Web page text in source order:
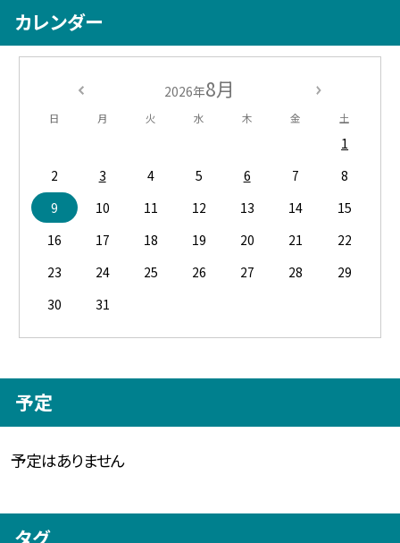
カレンダー
2026年8月
日 月 火 水 木 金 土
1
2
3 4 5 6 7
8
9
10 11 12 13 14
15
16
17 18 19 20 21
22
23
24 25 26 27 28
29
30
31
予定
予定はありません
タグ